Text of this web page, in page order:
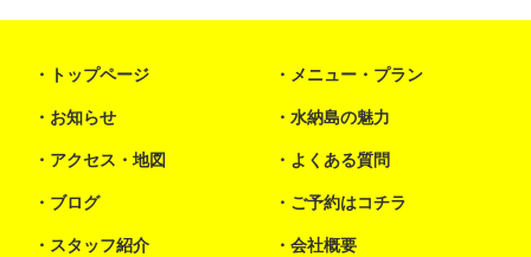
トップページ メニュー・プラン
お知らせ 水納島の魅力
アクセス・地図 よくある質問
ブログ ご予約はコチラ
スタッフ紹介 会社概要